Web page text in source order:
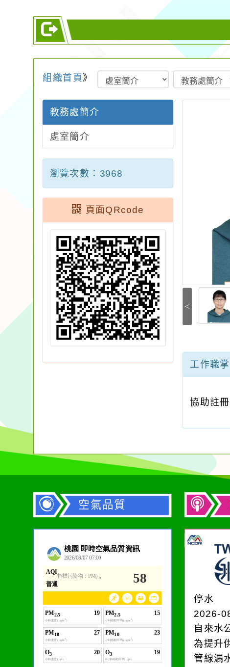
組織首頁 》
教務處簡介
處室簡介
瀏覽次數：3968
頁面QRcode
<
工作職掌
協助註
空氣品質
停水
2026-
自來水
為提升
管線漏
一杯清水因滴入一滴污
水而變污濁，一杯污水
卻不會因一滴清水的存
在而變清澈。